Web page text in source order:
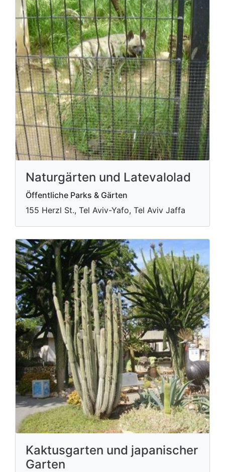
Naturgärten und Latevalolad
Öffentliche Parks & Gärten
155 Herzl St., Tel Aviv-Yafo, Tel Aviv Jaffa
Kaktusgarten und japanischer
Garten